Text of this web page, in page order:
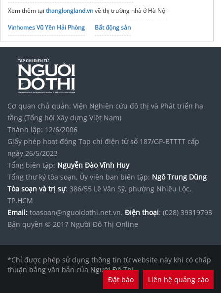
Xem thêm tại thanglongland.vnvề thị trường nhà ở Hà Nội
Vinhomes Vũ Yên Hải Phòng
Bất động sản
Masterise Homes Cao Xà Lá
Vinhomes Saigon Park
noxh K Home Avenue Nhơn Trạch
Cập nhật giáSungroup Bắc Ninh
Shop Hoa Lan Hồ Điệp Hồng Bàng
Địa chỉ căn hộDiamond Skychính xác
Cơ quan chủ quản: Viện Nghiên cứu đô thị và Phát triển hạ
tầng (Tổng hội Xây dựng Việt Nam)
Thành lập: 12/6/2006
Giấy phép hoạt động Tạp chí điện tử số 187/GP-BTTTT cấp
ngày 26/5/2023
Tổng biên tập: Nguyễn Đào Vĩnh Huy
Tổng thư ký tòa soạn, Ủy viên ban biên tập: Ngô Trung Dũng
Tòa soạn và trị sự: 386/55 Lê Văn Sỹ, phường Nhiêu Lộc,
TP.HCM
Email: toasoan@nguoidothi.net.vn. Điện thoại: (028) 39319793
Bản quyền © 2017 Người Đô Thị Online
*Chỉ được phép sử dụng thông tin từ website này khi có chấp
thuận bằng văn bản của Người Đô Thị.
Đặt báo
Liên hệ quảng cáo